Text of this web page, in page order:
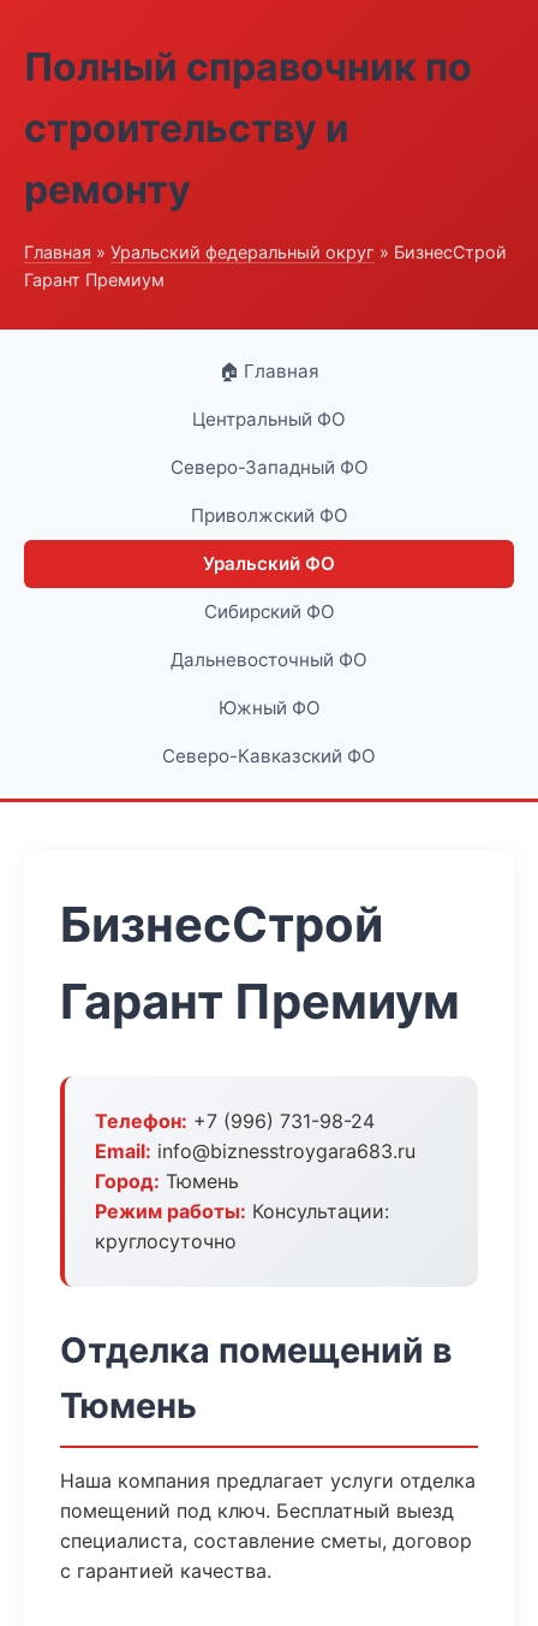
Полный справочник по
строительству и
ремонту
Главная » Уральский федеральный округ » БизнесСтрой
Гарант Премиум
🏠 Главная
Центральный ФО
Северо-Западный ФО
Приволжский ФО
Уральский ФО
Сибирский ФО
Дальневосточный ФО
Южный ФО
Северо-Кавказский ФО
БизнесСтрой
Гарант Премиум
Телефон: +7 (996) 731-98-24
Email: info@biznesstroygara683.ru
Город: Тюмень
Режим работы: Консультации:
круглосуточно
Отделка помещений в
Тюмень
Наша компания предлагает услуги отделка
помещений под ключ. Бесплатный выезд
специалиста, составление сметы, договор
с гарантией качества.